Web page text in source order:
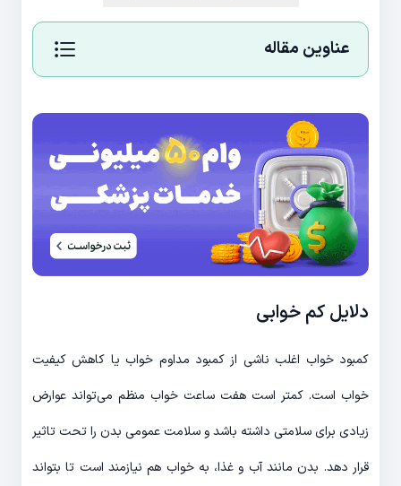
عناوین مقاله
دلایل کم خوابی
کمبود خواب اغلب ناشی از کمبود مداوم خواب یا کاهش کیفیت
خواب است. کمتر است هفت ساعت خواب منظم می‌تواند عوارض
زیادی برای سلامتی داشته باشد و سلامت عمومی بدن را تحت تاثیر
قرار دهد. بدن مانند آب و غذا، به خواب هم نیازمند است تا بتواند